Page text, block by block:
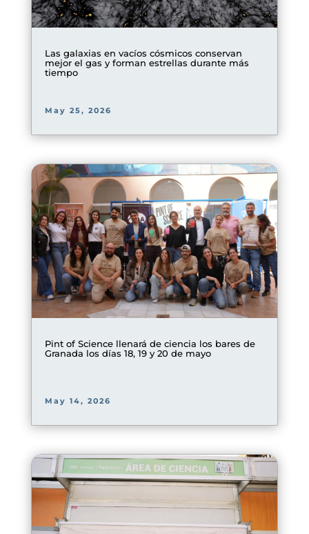
Las galaxias en vacíos cósmicos conservan
mejor el gas y forman estrellas durante más
tiempo
May 25, 2026
Pint of Science llenará de ciencia los bares de
Granada los días 18, 19 y 20 de mayo
May 14, 2026